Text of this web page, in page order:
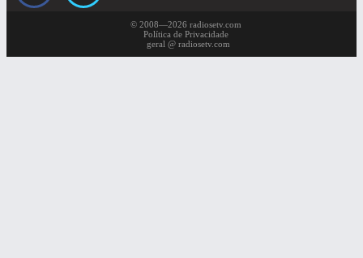
© 2008—2026 radiosetv.com
Política de Privacidade
geral @ radiosetv.com